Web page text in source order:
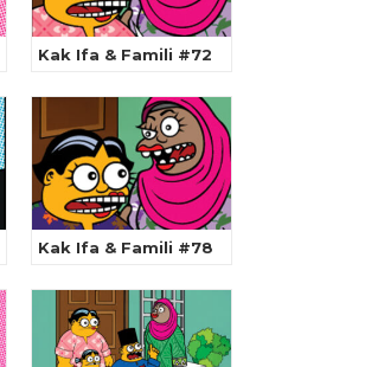
Kak Ifa & Famili #72
Kak Ifa & Famili #78